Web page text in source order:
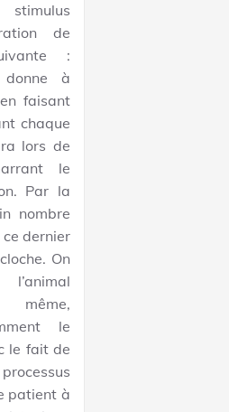
de
:
donne à
faisant
chaque
lors de
le
Par la
nombre
dernier
On
le
le fait de
patient à